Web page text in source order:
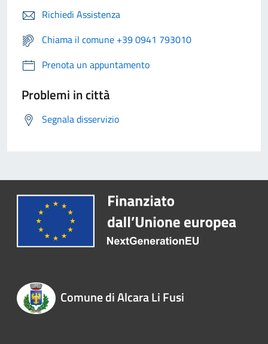
Richiedi Assistenza
Chiama il comune +39 0941 793010
Prenota un appuntamento
Problemi in città
Segnala disservizio
Comune di Alcara Li Fusi